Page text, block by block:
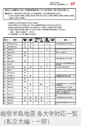
能登半島地震 各大学対応一覧
（私立大編・一部）